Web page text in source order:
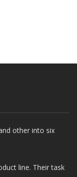
other into six
line. Their task